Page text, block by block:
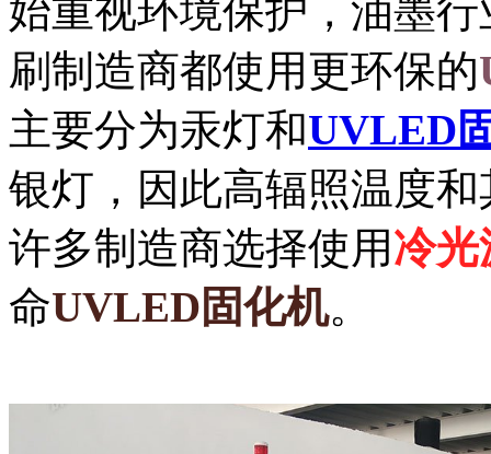
始重视环境保护，油墨
刷制造商都使用更环保的
主要分为汞灯和UVLED
银灯，因此高辐照温度
许多制造商选择使用冷光
命UVLED固化机。